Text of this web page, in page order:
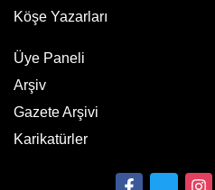
Köşe Yazarları
Üye Paneli
Arşiv
Gazete Arşivi
Karikatürler